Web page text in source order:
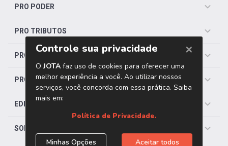
PRO PODER
PRO TRIBUTOS
PRO TRABALHISTA
PRO SAÚDE
EDITORIAS
SOBRE O JOTA